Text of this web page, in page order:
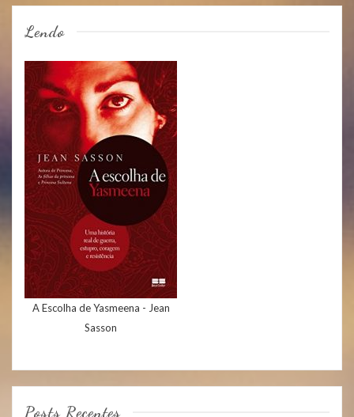
Lendo
A Escolha de Yasmeena - Jean
Sasson
Posts Recentes